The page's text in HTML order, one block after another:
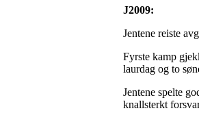
J2009:
Jentene reiste
Fyrste kamp
laurdag og to
Jentene spelte
knallsterkt